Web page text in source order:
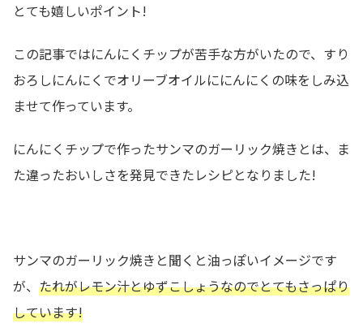
とても嬉しいポイント!
この記事ではにんにくチップが苦手な方がいたので、すり
おろしにんにくでオリーブオイルににんにくの味をしみ込
ませて作っています。
にんにくチップで作ったサンマのガーリック焼きとは、ま
た違ったおいしさを発見できたレシピとなりました!
サンマのガーリック焼きと聞くと油っぽいイメージです
が、 たれがレモン汁とゆずこしょうなのでとてもさっぱり
しています!